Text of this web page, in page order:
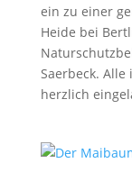
ein zu einer
Heide bei
Saerbeck.
herzlich